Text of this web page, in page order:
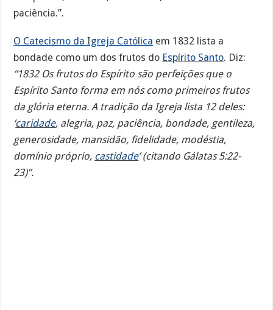
paciência.”.
O Catecismo da Igreja Católica em 1832 lista a
bondade como um dos frutos do Espírito Santo. Diz:
“1832 Os frutos do Espírito são perfeições que o
Espírito Santo forma em nós como primeiros frutos
da glória eterna. A tradição da Igreja lista 12 deles:
‘caridade, alegria, paz, paciência, bondade, gentileza,
generosidade, mansidão, fidelidade, modéstia,
domínio próprio, castidade’ (citando Gálatas 5:22-
23)”.